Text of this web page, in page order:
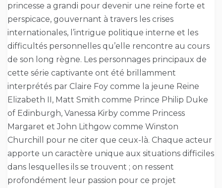
princesse a grandi pour devenir une reine forte et
perspicace, gouvernant à travers les crises
internationales, l’intrigue politique interne et les
difficultés personnelles qu’elle rencontre au cours
de son long règne. Les personnages principaux de
cette série captivante ont été brillamment
interprétés par Claire Foy comme la jeune Reine
Elizabeth II, Matt Smith comme Prince Philip Duke
of Edinburgh, Vanessa Kirby comme Princess
Margaret et John Lithgow comme Winston
Churchill pour ne citer que ceux-là. Chaque acteur
apporte un caractère unique aux situations difficiles
dans lesquelles ils se trouvent ; on ressent
profondément leur passion pour ce projet